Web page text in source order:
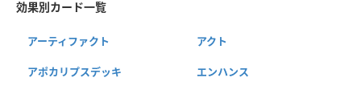
効果別カード一覧
アーティファクト アクト
アポカリプスデッキ エンハンス